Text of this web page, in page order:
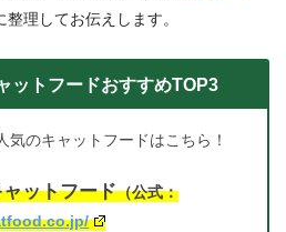
理してお伝えします。
ットフードおすすめTOP3
気のキャットフードはこちら！
ットフード（公式：